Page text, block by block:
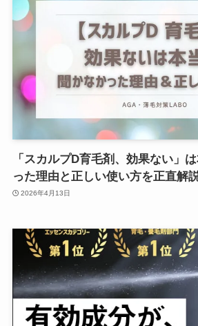
「スカルプD育毛剤、効果ない」
った理由と正しい使い方を正直解
2026年4月13日